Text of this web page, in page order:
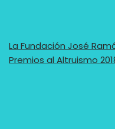
La Fundación José
Premios al Altruismo